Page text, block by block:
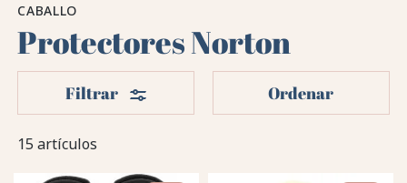
CABALLO
Protectores Norton
15 artículos
Filtrar Filtros Ordenar